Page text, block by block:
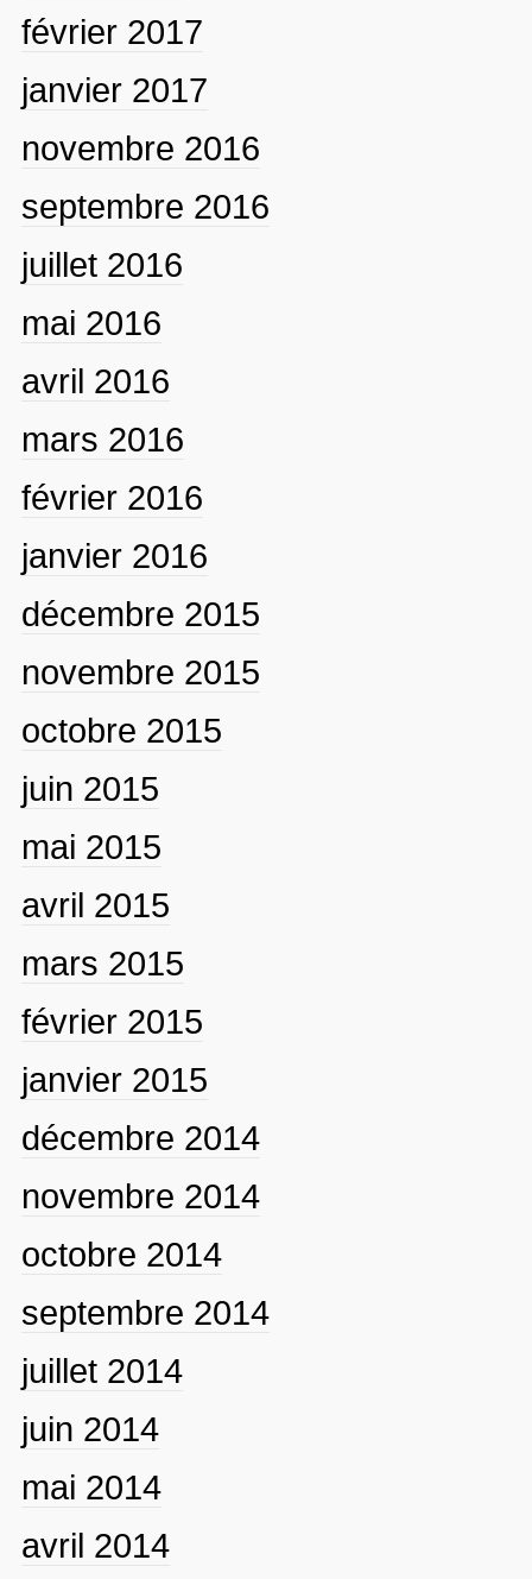
février 2017
janvier 2017
novembre 2016
septembre 2016
juillet 2016
mai 2016
avril 2016
mars 2016
février 2016
janvier 2016
décembre 2015
novembre 2015
octobre 2015
juin 2015
mai 2015
avril 2015
mars 2015
février 2015
janvier 2015
décembre 2014
novembre 2014
octobre 2014
septembre 2014
juillet 2014
juin 2014
mai 2014
avril 2014